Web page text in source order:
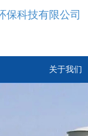
关于我们